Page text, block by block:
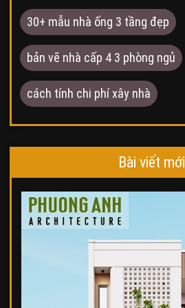
30+ mẫu nhà ống 3 tầng đẹp
bản vẽ nhà cấp 4 3 phòng ngủ
cách tính chi phí xây nhà
Bài viết mới